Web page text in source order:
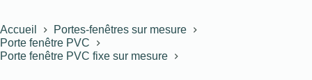
Accueil
Portes-fenêtres sur mesure
Porte fenêtre PVC
Porte fenêtre PVC fixe sur mesure